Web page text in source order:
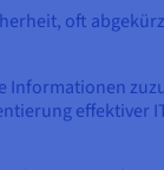
oft